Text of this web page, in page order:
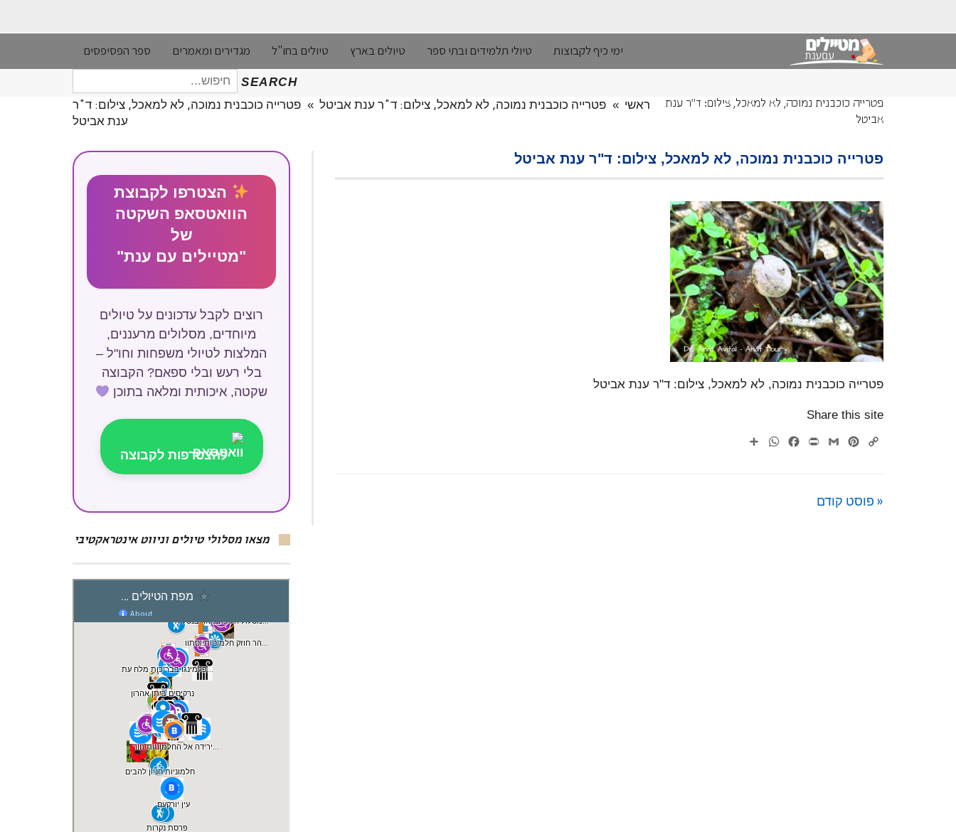
ימי כיף לקבוצות טיולי תלמידים ובתי ספר טיולים בארץ טיולים בחו"ל מגדירים ומאמרים ספר הפסיפסים
SEARCH
חיפוש
עבור:
פטרייה כוכבנית נמוכה, לא למאכל, צילום: ד"ר ענת
אביטל
ראשי » פטרייה כוכבנית נמוכה, לא למאכל, צילום: ד"ר ענת אביטל » פטרייה כוכבנית נמוכה, לא למאכל, צילום: ד"ר
ענת אביטל
פטרייה כוכבנית נמוכה, לא למאכל, צילום: ד"ר ענת אביטל
פטרייה כוכבנית נמוכה, לא למאכל, צילום: ד"ר ענת אביטל
Share this site
Copy
Pinterest
Gmail
Print
Facebook
WhatsApp
« פוסט קודם
הצטרפו לקבוצת
הוואטסאפ השקטה
של
"מטיילים עם ענת"
רוצים לקבל עדכונים על טיולים
מיוחדים, מסלולים מרעננים,
המלצות לטיולי משפחות וחו"ל –
בלי רעש ובלי ספאם? הקבוצה
שקטה, איכותית ומלאה בתוכן
להצטרפות לקבוצה
מצאו מסלולי טיולים וניווט אינטראקטיבי